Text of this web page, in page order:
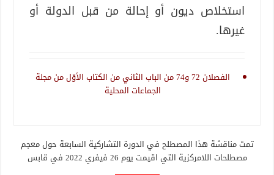
استخلاص ديون أو إحالة من قبل الدولة أو
غيرها.
الفصلان 72 و74 من الباب الثاني من الكتاب الأوّل من مجلة
الجماعات المحلية
تمت مناقشة هذا المصطلح في الدورة التشاركية السابعة حول معجم
مصطلحات اللامركزية التي اقيمت يوم 26 فيفري 2022 في قابس